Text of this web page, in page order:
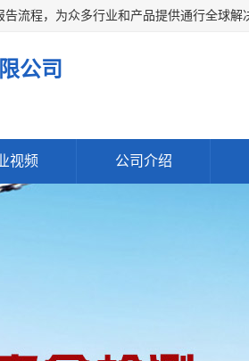
公司
视频 公司介绍